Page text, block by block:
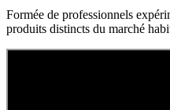
Formée de professionnels
produits distincts du marché